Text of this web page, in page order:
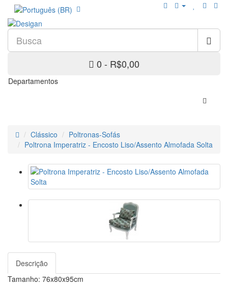
0 - R$0,00
Departamentos
Clássico
Poltronas-Sofás
Poltrona Imperatriz - Encosto Liso/Assento Almofada Solta
Descrição
Tamanho: 76x80x95cm